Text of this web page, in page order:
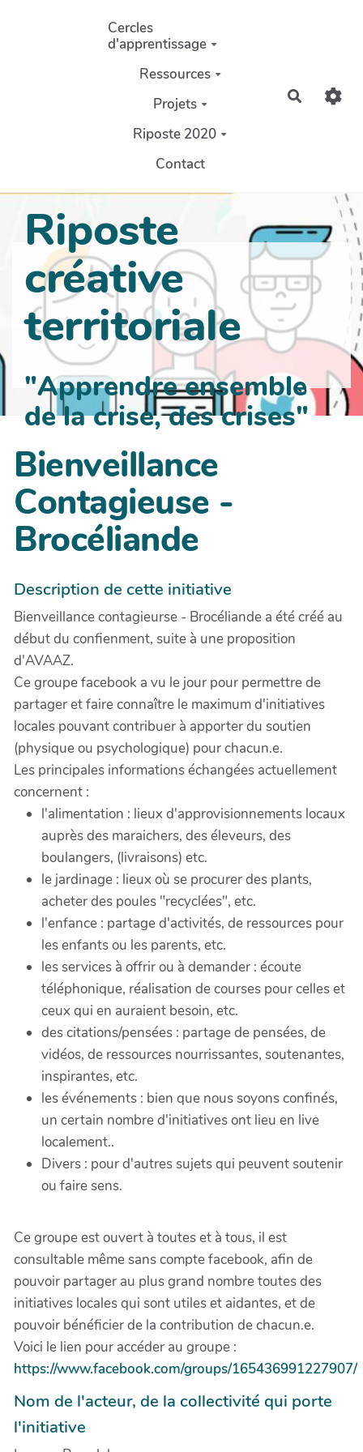
Aller au contenu principal
Cercles
d'apprentissage
Ressources
Projets
Riposte 2020
Contact
Riposte
créative
territoriale
"Apprendre ensemble
de la crise, des crises"
Bienveillance
Contagieuse -
Brocéliande
Description de cette initiative
Bienveillance contagieurse - Brocéliande a été créé au
début du confienment, suite à une proposition
d'AVAAZ.
Ce groupe facebook a vu le jour pour permettre de
partager et faire connaître le maximum d'initiatives
locales pouvant contribuer à apporter du soutien
(physique ou psychologique) pour chacun.e.
Les principales informations échangées actuellement
concernent :
l'alimentation : lieux d'approvisionnements locaux
auprès des maraichers, des éleveurs, des
boulangers, (livraisons) etc.
le jardinage : lieux où se procurer des plants,
acheter des poules "recyclées", etc.
l'enfance : partage d'activités, de ressources pour
les enfants ou les parents, etc.
les services à offrir ou à demander : écoute
téléphonique, réalisation de courses pour celles et
ceux qui en auraient besoin, etc.
des citations/pensées : partage de pensées, de
vidéos, de ressources nourrissantes, soutenantes,
inspirantes, etc.
les événements : bien que nous soyons confinés,
un certain nombre d'initiatives ont lieu en live
localement..
Divers : pour d'autres sujets qui peuvent soutenir
ou faire sens.
Ce groupe est ouvert à toutes et à tous, il est
consultable même sans compte facebook, afin de
pouvoir partager au plus grand nombre toutes des
initiatives locales qui sont utiles et aidantes, et de
pouvoir bénéficier de la contribution de chacun.e.
Voici le lien pour accéder au groupe :
https://www.facebook.com/groups/165436991227907/
Nom de l'acteur, de la collectivité qui porte
l'initiative